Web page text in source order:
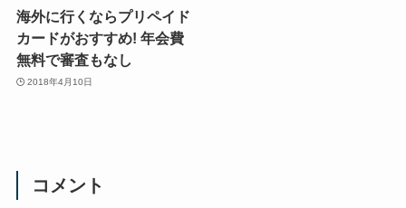
海外に行くならプリペイド
カードがおすすめ! 年会費
無料で審査もなし
2018年4月10日
コメント